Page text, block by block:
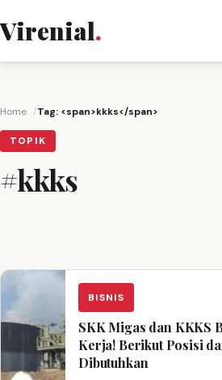
Virenial.
Home Tag: <span>kkks</span>
TOPIK
#kkks
BISNIS
SKK Migas dan KKKS
Kerja! Berikut Posisi
Dibutuhkan